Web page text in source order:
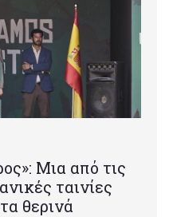
Mια από τις
ταινίες
θερινά